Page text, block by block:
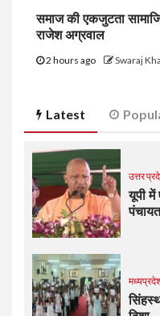
समाज की एकजुटता
राजेश अग्रवाल
2 hours ago Swaraj
Latest
उत्तर
यूपी में